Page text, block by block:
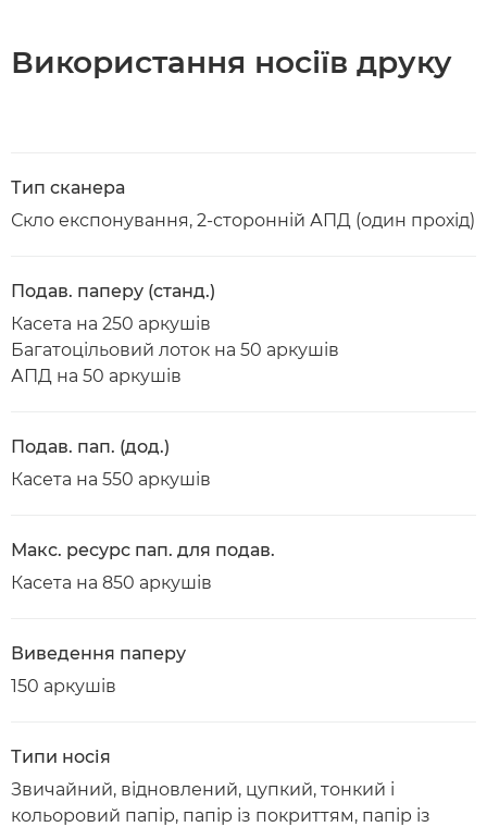
Використання носіїв друку
Тип сканера
Скло експонування, 2-сторонній АПД (один прохід)
Подав. паперу (станд.)
Касета на 250 аркушів
Багатоцільовий лоток на 50 аркушів
АПД на 50 аркушів
Подав. пап. (дод.)
Касета на 550 аркушів
Макс. ресурс пап. для подав.
Касета на 850 аркушів
Виведення паперу
150 аркушів
Типи носія
Звичайний, відновлений, цупкий, тонкий і
кольоровий папір, папір із покриттям, папір із